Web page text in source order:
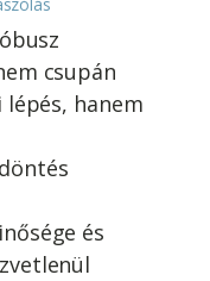
csupán
hanem
és